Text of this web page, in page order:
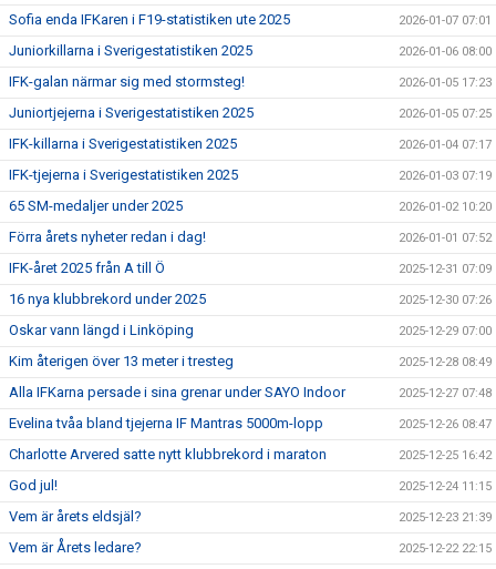
Sofia enda IFKaren i F19-statistiken ute 2025 2026-01-07 07:01
Juniorkillarna i Sverigestatistiken 2025 2026-01-06 08:00
IFK-galan närmar sig med stormsteg! 2026-01-05 17:23
Juniortjejerna i Sverigestatistiken 2025 2026-01-05 07:25
IFK-killarna i Sverigestatistiken 2025 2026-01-04 07:17
IFK-tjejerna i Sverigestatistiken 2025 2026-01-03 07:19
65 SM-medaljer under 2025 2026-01-02 10:20
Förra årets nyheter redan i dag! 2026-01-01 07:52
IFK-året 2025 från A till Ö 2025-12-31 07:09
16 nya klubbrekord under 2025 2025-12-30 07:26
Oskar vann längd i Linköping 2025-12-29 07:00
Kim återigen över 13 meter i tresteg 2025-12-28 08:49
Alla IFKarna persade i sina grenar under SAYO Indoor 2025-12-27 07:48
Evelina tvåa bland tjejerna IF Mantras 5000m-lopp 2025-12-26 08:47
Charlotte Arvered satte nytt klubbrekord i maraton 2025-12-25 16:42
God jul! 2025-12-24 11:15
Vem är årets eldsjäl? 2025-12-23 21:39
Vem är Årets ledare? 2025-12-22 22:15